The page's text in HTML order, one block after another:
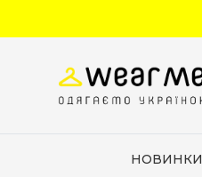
НОВИНКИ